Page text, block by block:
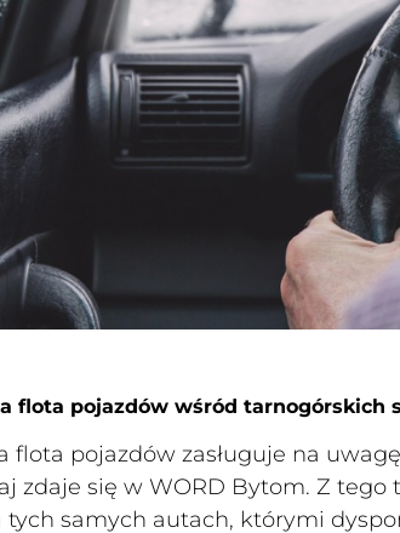
flota pojazdów wśród tarnogórskich
flota pojazdów zasługuje na
zdaje się w WORD Bytom. Z
tych samych autach, którymi